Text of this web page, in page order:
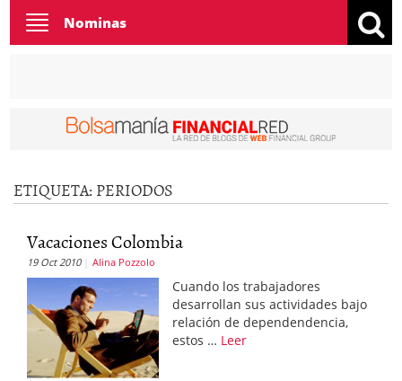
Toggle
navigation
Nominas
ETIQUETA: PERIODOS
Vacaciones Colombia
19 Oct 2010 Alina Pozzolo
Cuando los trabajadores
desarrollan sus actividades bajo
relación de dependendencia,
estos … Leer